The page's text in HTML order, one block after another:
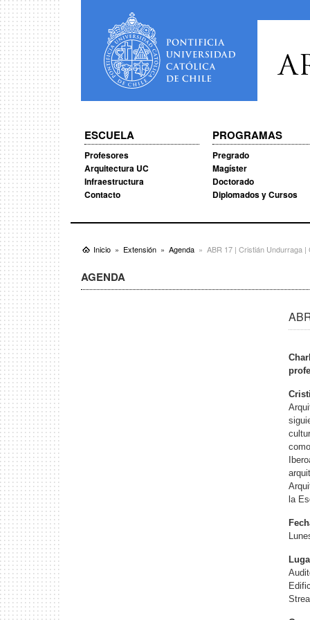
ESCUELA
Profesores
Arquitectura UC
Infraestructura
Contacto
PROGRAMAS
Pregrado
Magíster
Doctorado
Diplomados y Cursos
Inicio Extensión Agenda ABR 17 | Cristián Undurraga |
AGENDA
la